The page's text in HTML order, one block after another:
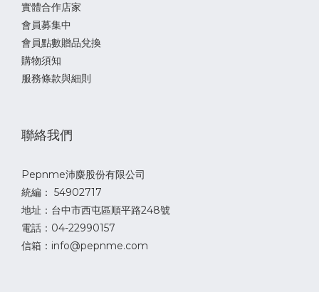
實體合作店家
會員募集中
會員點數贈品兌換
購物須知
服務條款與細則
聯絡我們
Pepnme沛麋股份有限公司
統編： 54902717
地址：台中市西屯區順平路248號
電話：04-22990157
信箱：info@pepnme.com